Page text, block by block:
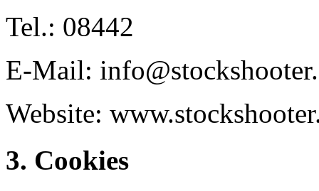
Tel.: 08442
E-Mail:
Website:
3. Cookies